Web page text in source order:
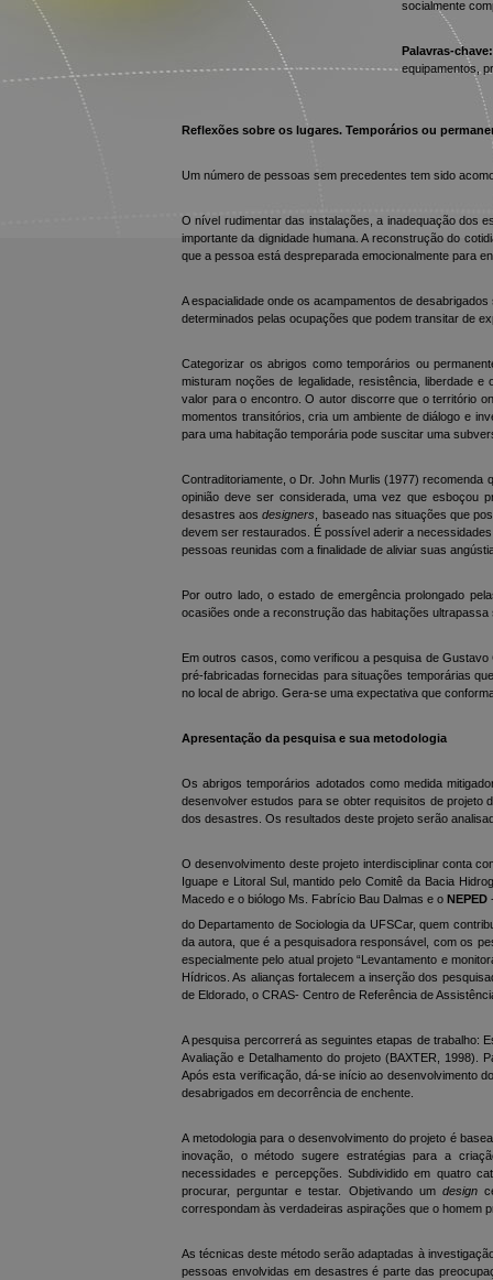
socialmente
Palavras-
equipamentos,
Reflexões sobre os lugares. Temporários ou
Um número de pessoas sem precedentes tem sido
O nível rudimentar das instalações, a inadequação dos
importante da dignidade humana. A reconstrução do
que a pessoa está despreparada emocionalmente para
A espacialidade onde os acampamentos de
determinados pelas ocupações que podem transitar de
Categorizar os abrigos como temporários ou
misturam noções de legalidade, resistência, liberdade
valor para o encontro. O autor discorre que o território
momentos transitórios, cria um ambiente de diálogo e
para uma habitação temporária pode suscitar uma
Contraditoriamente, o Dr. John Murlis (1977)
opinião deve ser considerada, uma vez que esboçou
desastres aosdesigners
, baseado nas situações que
devem ser restaurados. É possível aderir a
pessoas reunidas com a finalidade de aliviar suas
Por outro lado, o estado de emergência prolongado
ocasiões onde a reconstrução das habitações
Em outros casos, como verificou a pesquisa de
pré-fabricadas fornecidas para situações temporárias
no local de abrigo. Gera-se uma expectativa que
Apresentação da pesquisa e sua metodologia
Os abrigos temporários adotados como medida
desenvolver estudos para se obter requisitos de projeto
dos desastres. Os resultados deste projeto serão
O desenvolvimento deste projeto interdisciplinar conta
Iguape e Litoral Sul, mantido pelo Comitê da Bacia
Macedo e o biólogo Ms. Fabrício Bau Dalmas e oNEPED
do Departamento de Sociologia da UFSCar, quem
da autora, que é a pesquisadora responsável, com os
especialmente pelo atual projeto “Levantamento e
Hídricos. As alianças fortalecem a inserção dos
de Eldorado, o CRAS- Centro de Referência de
A pesquisa percorrerá as seguintes etapas de trabalho:
Avaliação e Detalhamento do projeto (BAXTER, 1998).
Após esta verificação, dá-se início ao desenvolvimento
desabrigados em decorrência de enchente.
A metodologia para o desenvolvimento do projeto é
inovação, o método sugere estratégias para a
necessidades e percepções. Subdividido em quatro
procurar, perguntar e testar. Objetivando um design
correspondam às verdadeiras aspirações que o homem
As técnicas deste método serão adaptadas à
pessoas envolvidas em desastres é parte das